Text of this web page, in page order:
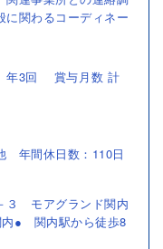
に関わるコーディネー
年3回 賞与月数 計
年間休日数：110日
３ モアグランド関内
● 関内駅から徒歩8